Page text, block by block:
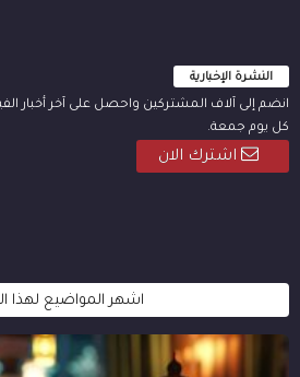
النشرة الإخبارية
انضم إلى آلاف المشتركين واحصل على آخر أخبار
كل يوم جمعة.
اشترك الان
اشهر المواضيع لهذا